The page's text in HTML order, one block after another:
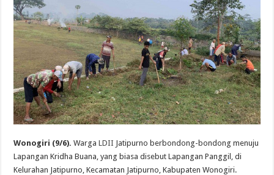
Wonogiri (9/6). WargaLDII Jatipurno berbondong-bondong menuju
Lapangan Kridha Buana, yang biasa disebut Lapangan Panggil, di
Kelurahan Jatipurno, Kecamatan Jatipurno, Kabupaten Wonogiri.